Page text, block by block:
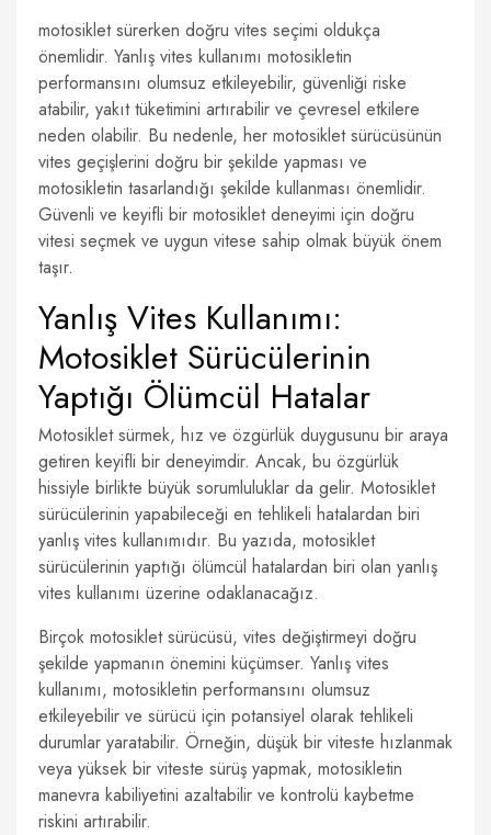
motosiklet sürerken doğru vites seçimi oldukça
önemlidir. Yanlış vites kullanımı motosikletin
performansını olumsuz etkileyebilir, güvenliği riske
atabilir, yakıt tüketimini artırabilir ve çevresel etkilere
neden olabilir. Bu nedenle, her motosiklet sürücüsünün
vites geçişlerini doğru bir şekilde yapması ve
motosikletin tasarlandığı şekilde kullanması önemlidir.
Güvenli ve keyifli bir motosiklet deneyimi için doğru
vitesi seçmek ve uygun vitese sahip olmak büyük önem
taşır.
Yanlış Vites Kullanımı:
Motosiklet Sürücülerinin
Yaptığı Ölümcül Hatalar
Motosiklet sürmek, hız ve özgürlük duygusunu bir araya
getiren keyifli bir deneyimdir. Ancak, bu özgürlük
hissiyle birlikte büyük sorumluluklar da gelir. Motosiklet
sürücülerinin yapabileceği en tehlikeli hatalardan biri
yanlış vites kullanımıdır. Bu yazıda, motosiklet
sürücülerinin yaptığı ölümcül hatalardan biri olan yanlış
vites kullanımı üzerine odaklanacağız.
Birçok motosiklet sürücüsü, vites değiştirmeyi doğru
şekilde yapmanın önemini küçümser. Yanlış vites
kullanımı, motosikletin performansını olumsuz
etkileyebilir ve sürücü için potansiyel olarak tehlikeli
durumlar yaratabilir. Örneğin, düşük bir viteste hızlanmak
veya yüksek bir viteste sürüş yapmak, motosikletin
manevra kabiliyetini azaltabilir ve kontrolü kaybetme
riskini artırabilir.